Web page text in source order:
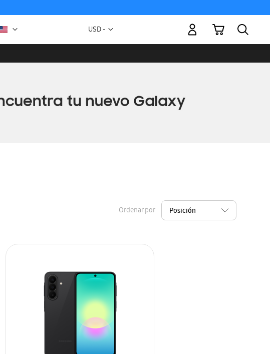
Moneda
USD -
Mi carrito
Ordenar por